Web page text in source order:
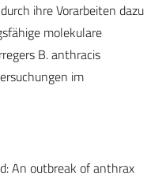
ihre Vorarbeiten dazu
molekulare
B. anthracis
im
An outbreak of anthrax